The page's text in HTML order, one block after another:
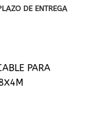
DE ENTREGA
PARA